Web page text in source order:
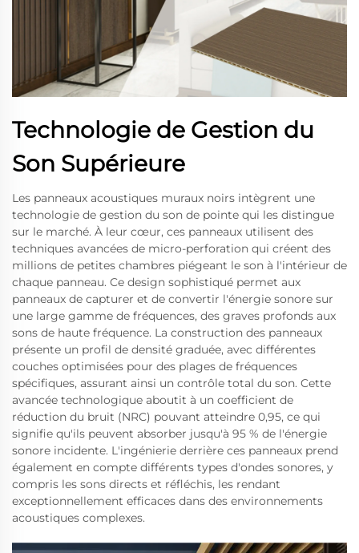
Technologie de Gestion du
Son Supérieure
Les panneaux acoustiques muraux noirs intègrent une
technologie de gestion du son de pointe qui les distingue
sur le marché. À leur cœur, ces panneaux utilisent des
techniques avancées de micro-perforation qui créent des
millions de petites chambres piégeant le son à l'intérieur de
chaque panneau. Ce design sophistiqué permet aux
panneaux de capturer et de convertir l'énergie sonore sur
une large gamme de fréquences, des graves profonds aux
sons de haute fréquence. La construction des panneaux
présente un profil de densité graduée, avec différentes
couches optimisées pour des plages de fréquences
spécifiques, assurant ainsi un contrôle total du son. Cette
avancée technologique aboutit à un coefficient de
réduction du bruit (NRC) pouvant atteindre 0,95, ce qui
signifie qu'ils peuvent absorber jusqu'à 95 % de l'énergie
sonore incidente. L'ingénierie derrière ces panneaux prend
également en compte différents types d'ondes sonores, y
compris les sons directs et réfléchis, les rendant
exceptionnellement efficaces dans des environnements
acoustiques complexes.